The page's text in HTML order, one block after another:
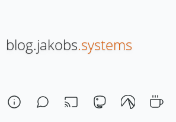
blog.jakobs.systems